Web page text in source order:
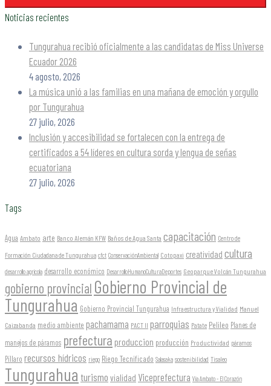
Noticias recientes
Tungurahua recibió oficialmente a las candidatas de Miss Universe
Ecuador 2026
4 agosto, 2026
La música unió a las familias en una mañana de emoción y orgullo
por Tungurahua
27 julio, 2026
Inclusión y accesibilidad se fortalecen con la entrega de
certificados a 54 líderes en cultura sorda y lengua de señas
ecuatoriana
27 julio, 2026
Tags
Agua Ambato arte Banco Alemán KFW Baños de Agua Santa capacitación Centro de
Formación Ciudadana de Tungurahua cfct ConservaciónAmbiental Cotopaxi creatividad cultura
desarrollo agrícola desarrollo económico DesarrolloHumanoCulturaDeportes Geoparque Volcán Tungurahua
gobierno provincial Gobierno Provincial de
Tungurahua Gobierno Provincial Tungurahua Infraestructura y Vialidad Manuel
Caizabanda medio ambiente pachamama PACT II parroquias Patate Pelileo Planes de
manejos de páramos prefectura produccion producción Productividad páramos
Píllaro recursos hídricos riego Riego Tecnificado Salasaka sostenibilidad Tisaleo
Tungurahua turismo vialidad Viceprefectura Vía Ambato - El Corazón